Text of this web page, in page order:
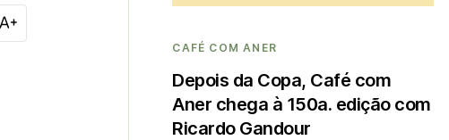
CAFÉ COM ANER
Depois da Copa, Café com
Aner chega à 150a. edição com
Ricardo Gandour